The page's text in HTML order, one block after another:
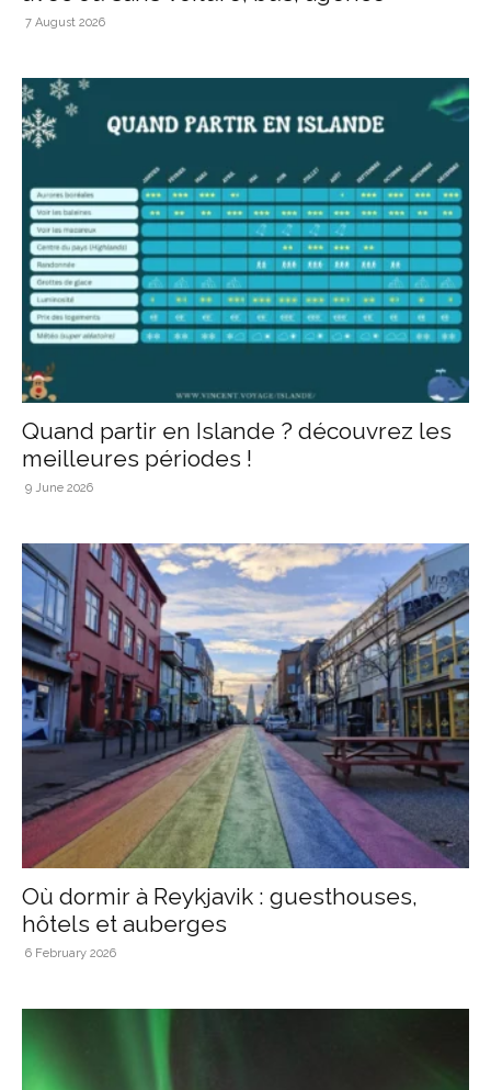
7 August 2026
Quand partir en Islande ? découvrez les
meilleures périodes !
9 June 2026
Où dormir à Reykjavik : guesthouses,
hôtels et auberges
6 February 2026